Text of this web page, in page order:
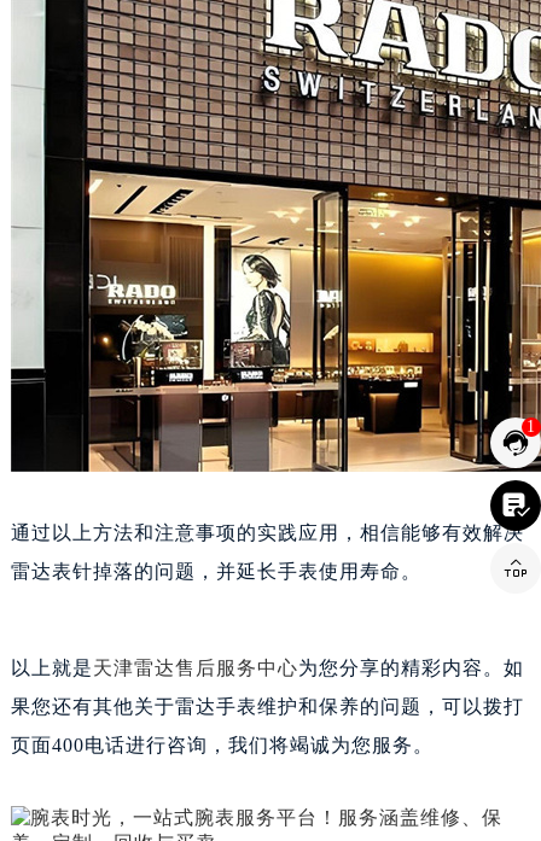
通过以上方法和注意事项的实践应用，相信能够有效解决
雷达表针掉落的问题，并延长手表使用寿命。
以上就是天津雷达售后服务中心为您分享的精彩内容。如
果您还有其他关于雷达手表维护和保养的问题，可以拨打
页面400电话进行咨询，我们将竭诚为您服务。

1

